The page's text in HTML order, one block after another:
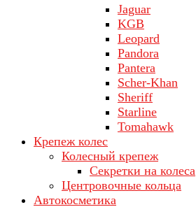
Jaguar
KGB
Leopard
Pandora
Pantera
Scher-Khan
Sheriff
Starline
Tomahawk
Крепеж колес
Колесный крепеж
Секретки на колеса
Центровочные кольца
Автокосметика